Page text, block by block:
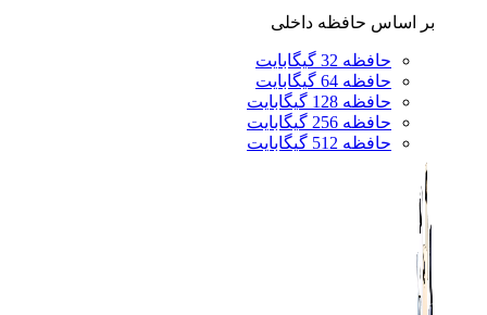
بر اساس حافظه داخلی
حافظه 32 گیگابایت
حافظه 64 گیگابایت
حافظه 128 گیگابایت
حافظه 256 گیگابایت
حافظه 512 گیگابایت